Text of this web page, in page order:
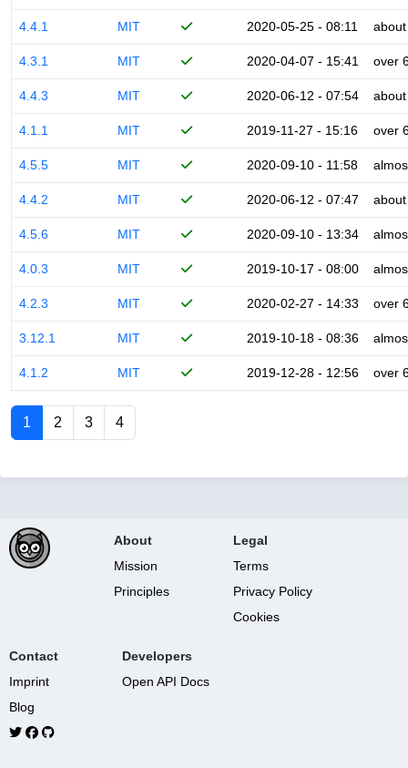
4.4.1 MIT 2020-05-25 - 08:11
4.3.1 MIT 2020-04-07 - 15:41 over
4.4.3 MIT 2020-06-12 - 07:54
4.1.1 MIT 2019-11-27 - 15:16 over
4.5.5 MIT 2020-09-10 - 11:58
4.4.2 MIT 2020-06-12 - 07:47
4.5.6 MIT 2020-09-10 - 13:34
4.0.3 MIT 2019-10-17 - 08:00
4.2.3 MIT 2020-02-27 - 14:33 over
3.12.1 MIT 2019-10-18 - 08:36
4.1.2 MIT 2019-12-28 - 12:56 over
1 2 3 4
About
Mission
Principles
Legal
Terms
Privacy Policy
Cookies
Contact
Imprint
Blog
Developers
Open API Docs